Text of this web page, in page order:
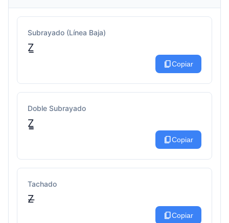
Subrayado (Línea Baja)
Z̲
content_copyCopiar
Doble Subrayado
Z̳
content_copyCopiar
Tachado
Z̶
content_copyCopiar